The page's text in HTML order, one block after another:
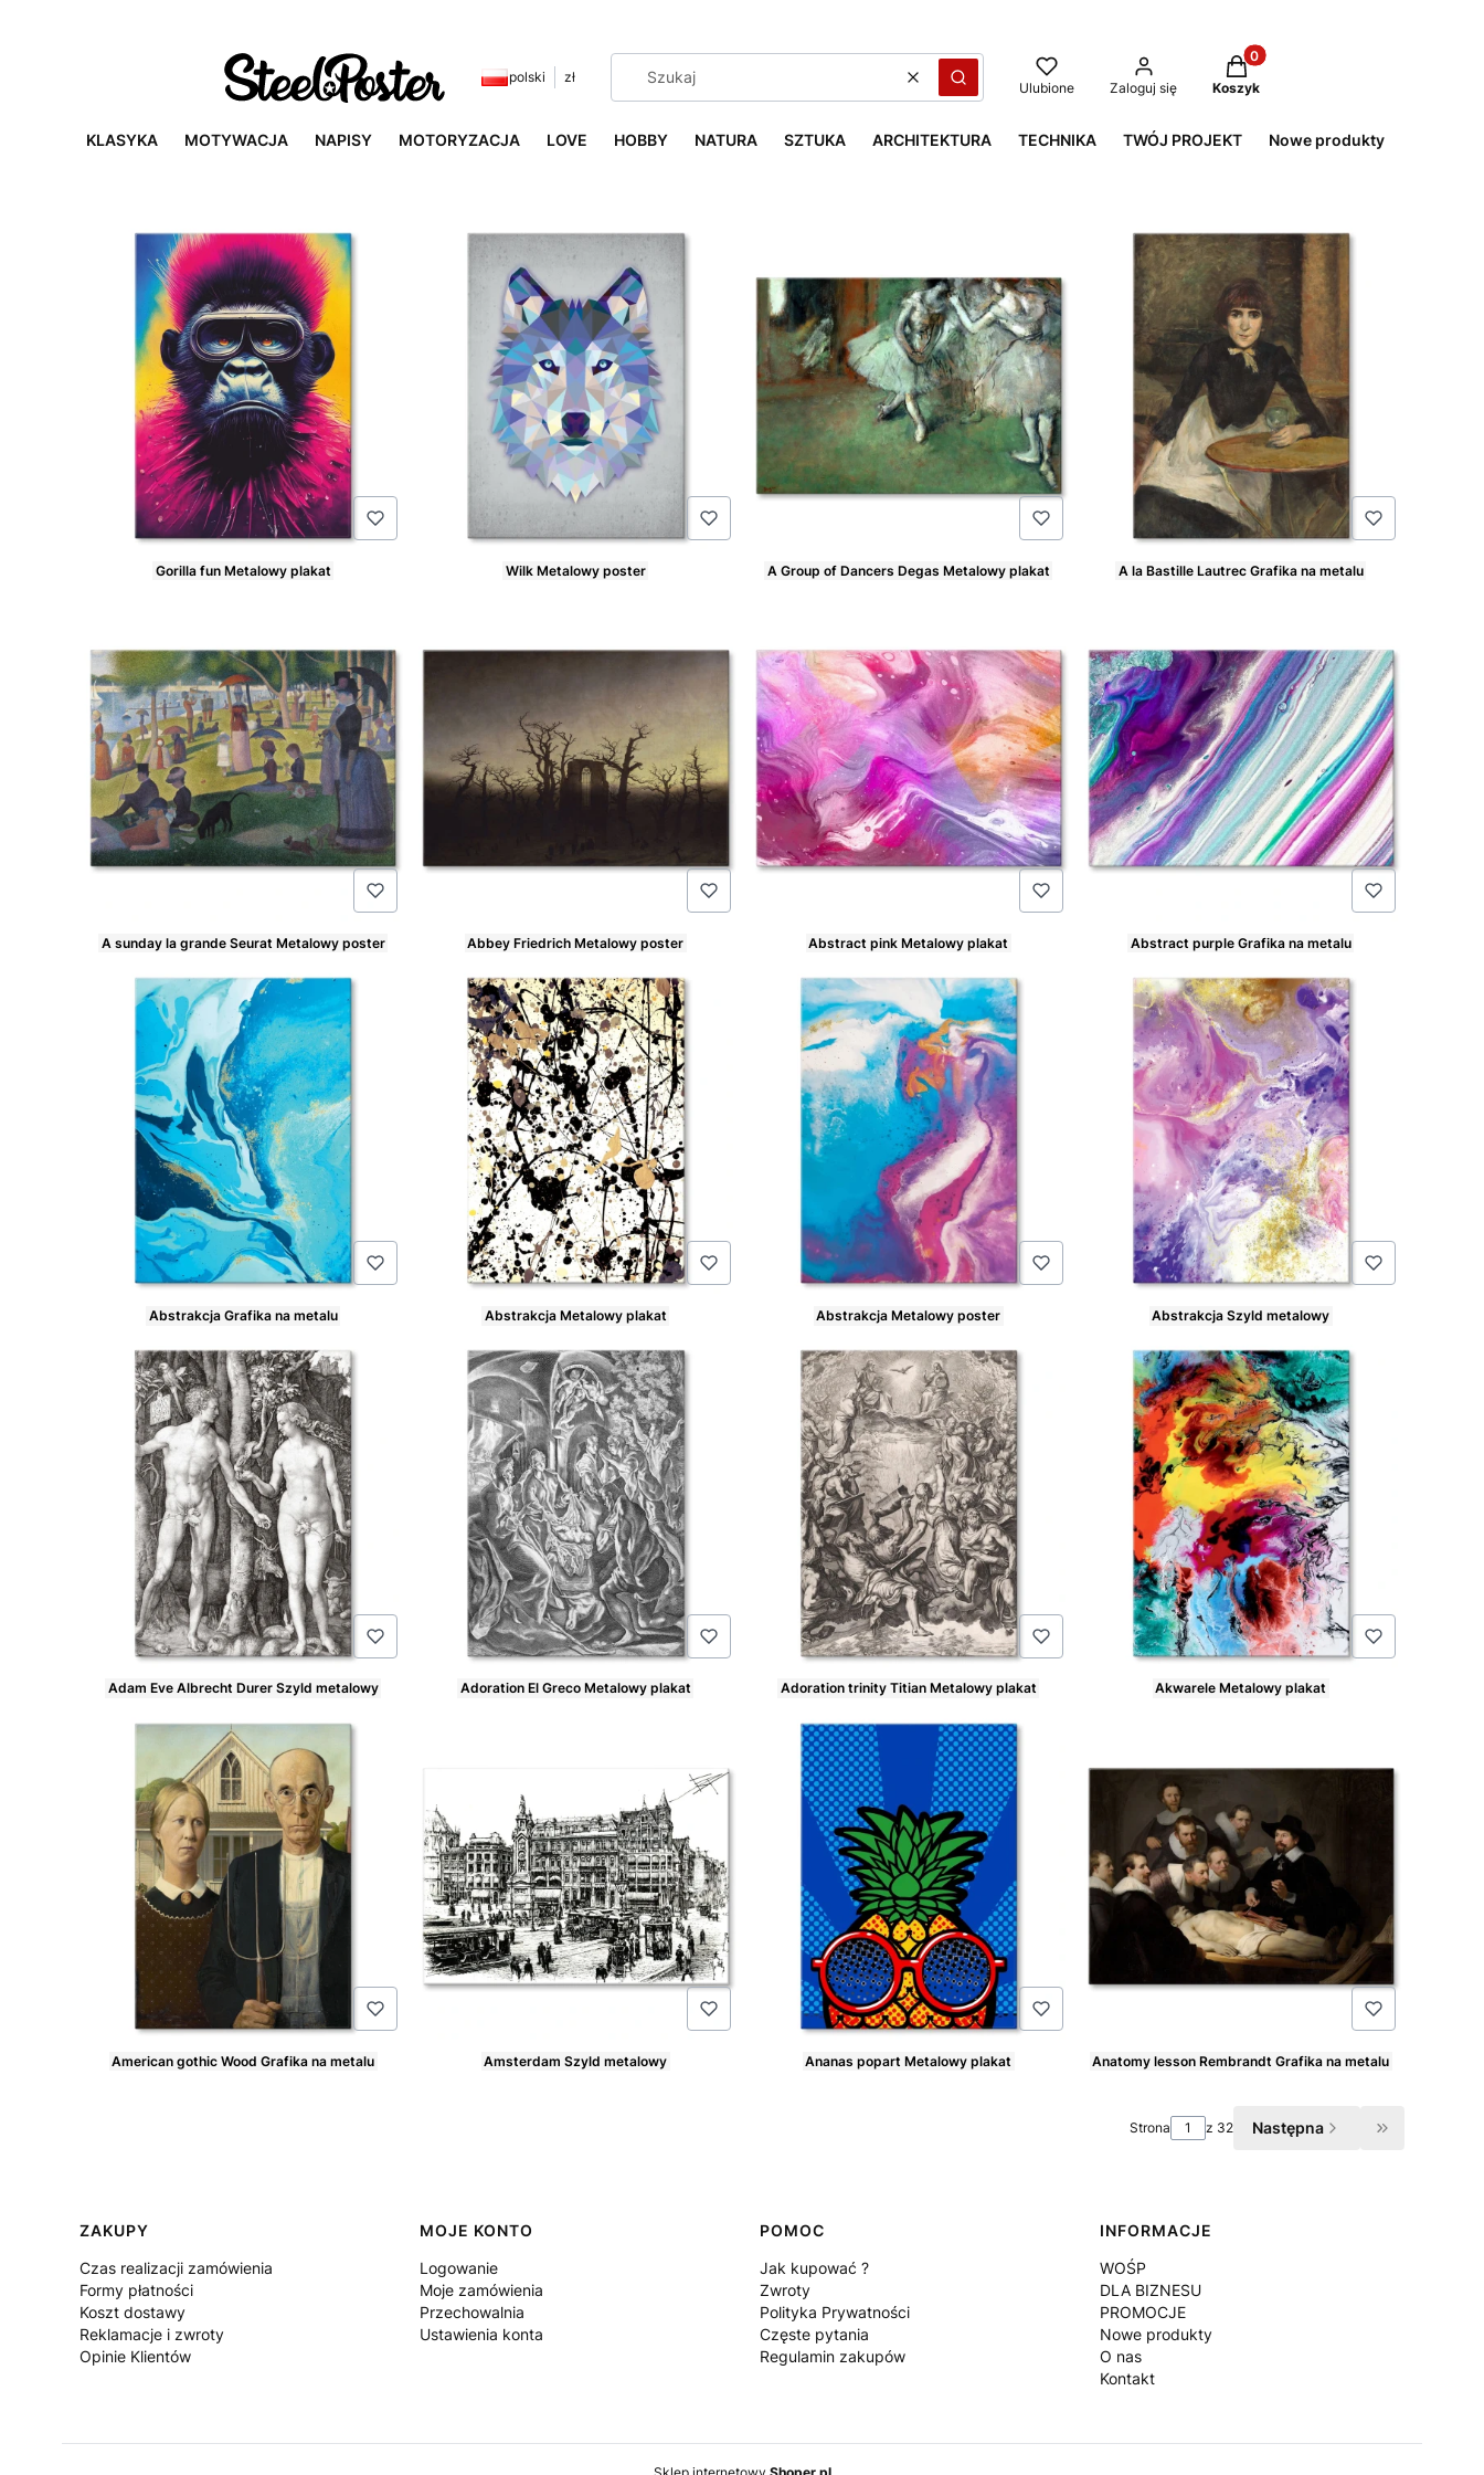
polski zł WyczyśćSzukaj Ulubione Zaloguj się
Produkty w koszyku: 0. Zobacz
Koszyk
KLASYKA MOTYWACJA NAPISY MOTORYZACJA LOVE HOBBY NATURA SZTUKA ARCHITEKTURA TECHNIKA TWÓJ PROJEKT Nowe produkty
Gorilla fun Metalowy plakat Wilk Metalowy poster A Group of Dancers Degas Metalowy plakat A la Bastille Lautrec Grafika na metalu
A sunday la grande Seurat Metalowy poster Abbey Friedrich Metalowy poster Abstract pink Metalowy plakat Abstract purple Grafika na metalu
Abstrakcja Grafika na metalu Abstrakcja Metalowy plakat Abstrakcja Metalowy poster Abstrakcja Szyld metalowy
Adam Eve Albrecht Durer Szyld metalowy Adoration El Greco Metalowy plakat Adoration trinity Titian Metalowy plakat Akwarele Metalowy plakat
American gothic Wood Grafika na metalu Amsterdam Szyld metalowy Ananas popart Metalowy plakat Anatomy lesson Rembrandt Grafika na metalu
Strona z 32 Następna Przejdź do
Linki w stopce
ZAKUPY
Czas realizacji zamówienia
Formy płatności
Koszt dostawy
Reklamacje i zwroty
Opinie Klientów
MOJE KONTO
Logowanie
Moje zamówienia
Przechowalnia
Ustawienia konta
POMOC
Jak kupować ?
Zwroty
Polityka Prywatności
Częste pytania
Regulamin zakupów
INFORMACJE
WOŚP
DLA BIZNESU
PROMOCJE
Nowe produkty
O nas
Kontakt